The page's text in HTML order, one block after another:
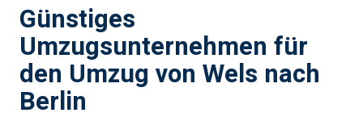
Günstiges
Umzugsunternehmen für
den Umzug von Wels nach
Berlin